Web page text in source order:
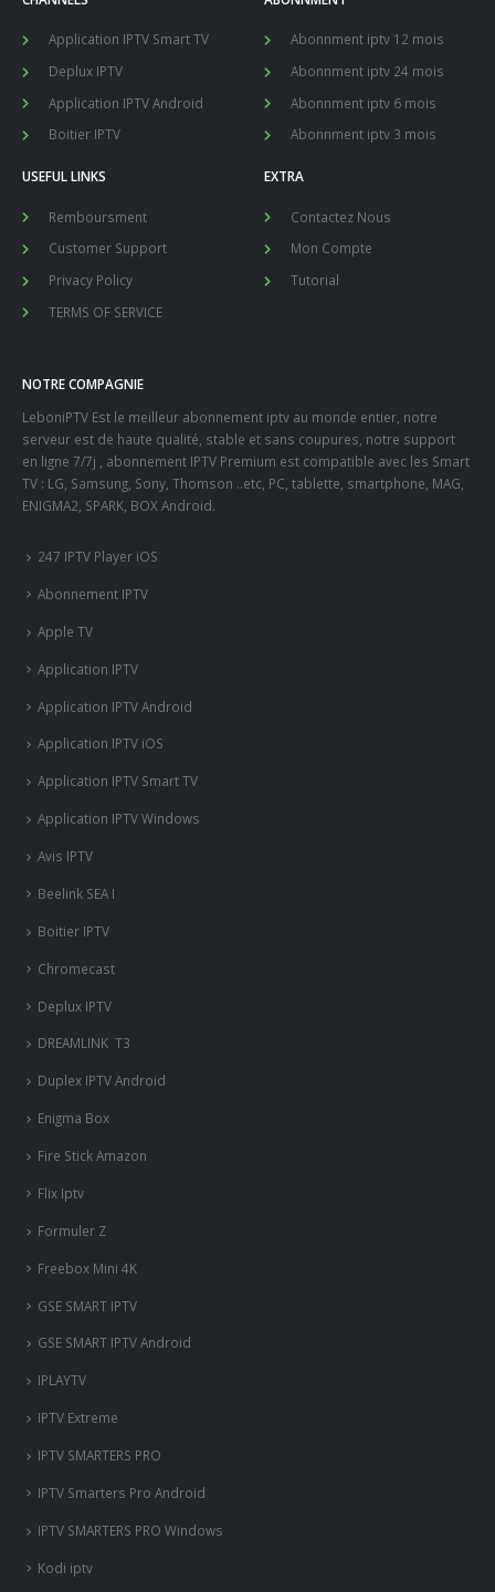
Application IPTV Smart TV
Deplux IPTV
Application IPTV Android
Boitier IPTV
Abonnment iptv 12 mois
Abonnment iptv 24 mois
Abonnment iptv 6 mois
Abonnment iptv 3 mois
USEFUL LINKS
Remboursment
Customer Support
Privacy Policy
TERMS OF SERVICE
EXTRA
Contactez Nous
Mon Compte
Tutorial
NOTRE COMPAGNIE
LeboniPTV Est le meilleur abonnement iptv au monde entier, notre
serveur est de haute qualité, stable et sans coupures, notre support
en ligne 7/7j , abonnement IPTV Premium est compatible avec les Smart
TV : LG, Samsung, Sony, Thomson ..etc, PC, tablette, smartphone, MAG,
ENIGMA2, SPARK, BOX Android.
247 IPTV Player iOS
Abonnement IPTV
Apple TV
Application IPTV
Application IPTV Android
Application IPTV iOS
Application IPTV Smart TV
Application IPTV Windows
Avis IPTV
Beelink SEA I
Boitier IPTV
Chromecast
Deplux IPTV
DREAMLINK T3
Duplex IPTV Android
Enigma Box
Fire Stick Amazon
Flix Iptv
Formuler Z
Freebox Mini 4K
‎GSE SMART IPTV
GSE SMART IPTV Android
IPLAYTV
IPTV Extreme
IPTV SMARTERS PRO
IPTV Smarters Pro Android
IPTV SMARTERS PRO Windows
Kodi iptv